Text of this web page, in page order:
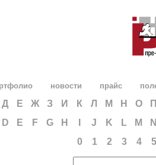
новости прайс
Д Е Ж З И К Л М Н О
D E F G H J K L M
0
1 2 3 4 5